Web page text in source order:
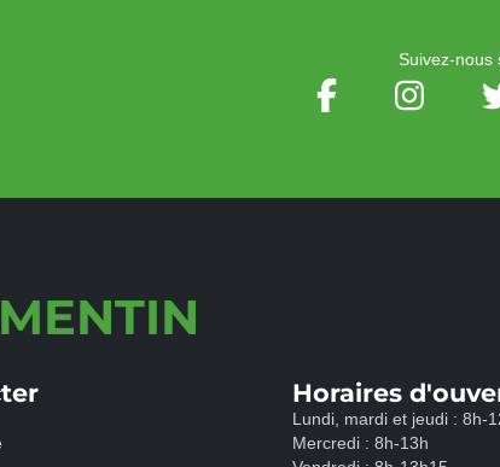
Horaires
Lundi, mardi et jeudi : 8h-
Mercredi : 8h-13h
Suivez-nous